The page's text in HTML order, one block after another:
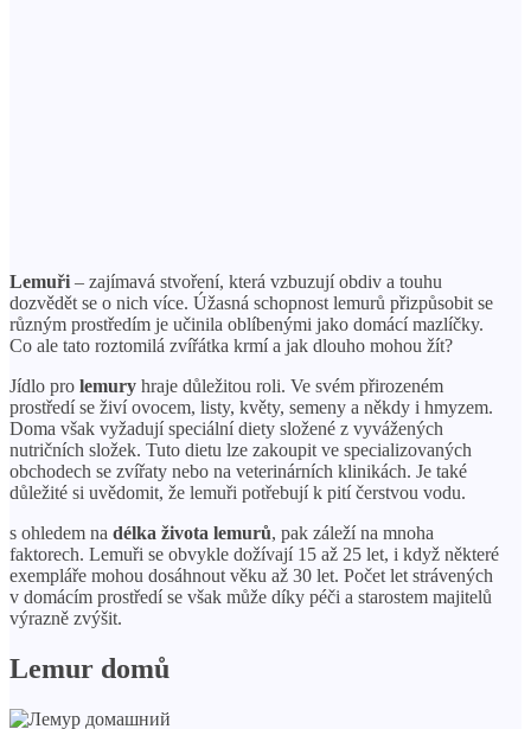
Lemuři – zajímavá stvoření, která vzbuzují obdiv a touhu
dozvědět se o nich více. Úžasná schopnost lemurů přizpůsobit se
různým prostředím je učinila oblíbenými jako domácí mazlíčky.
Co ale tato roztomilá zvířátka krmí a jak dlouho mohou žít?
Jídlo pro lemury hraje důležitou roli. Ve svém přirozeném
prostředí se živí ovocem, listy, květy, semeny a někdy i hmyzem.
Doma však vyžadují speciální diety složené z vyvážených
nutričních složek. Tuto dietu lze zakoupit ve specializovaných
obchodech se zvířaty nebo na veterinárních klinikách. Je také
důležité si uvědomit, že lemuři potřebují k pití čerstvou vodu.
s ohledem na délka života lemurů, pak záleží na mnoha
faktorech. Lemuři se obvykle dožívají 15 až 25 let, i když některé
exempláře mohou dosáhnout věku až 30 let. Počet let strávených
v domácím prostředí se však může díky péči a starostem majitelů
výrazně zvýšit.
Lemur domů